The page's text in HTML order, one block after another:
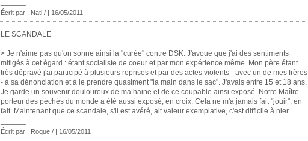
Écrit par : Nati / | 16/05/2011
LE SCANDALE
> Je n'aime pas qu'on sonne ainsi la "curée" contre DSK. J'avoue que j'ai des sentiments
mitigés à cet égard : étant socialiste de coeur et par mon expérience même. Mon père étant
très dépravé j'ai participé à plusieurs reprises et par des actes violents - avec un de mes frères
- à sa dénonciation et à le prendre quasiment "la main dans le sac". J'avais entre 15 et 18 ans.
Je garde un souvenir douloureux de ma haine et de ce coupable ainsi exposé. Notre Maître
porteur des péchés du monde a été aussi exposé, en croix. Cela ne m'a jamais fait "jouir", en
fait. Maintenant que ce scandale, s'il est avéré, ait valeur exemplative, c'est difficile à nier.
Écrit par : Roque / | 16/05/2011